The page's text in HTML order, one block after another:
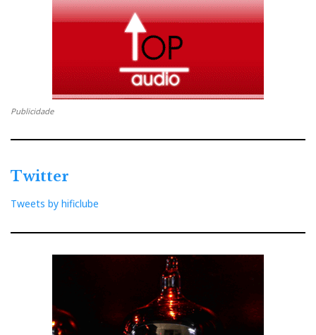
Publicidade
Twitter
Tweets by hificlube